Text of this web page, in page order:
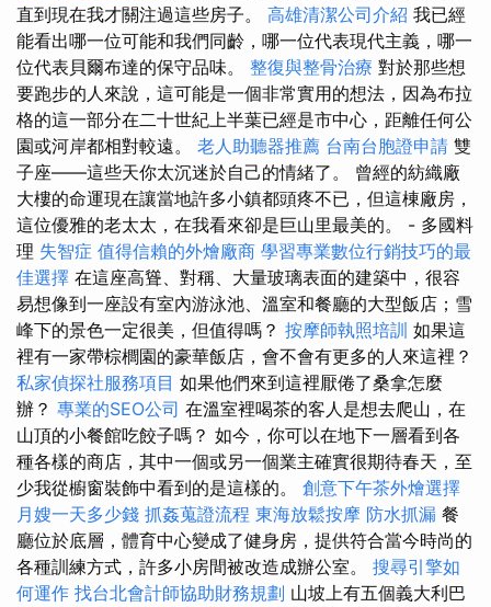
直到現在我才關注過這些房子。 高雄清潔公司介紹 我已經
能看出哪一位可能和我們同齡，哪一位代表現代主義，哪一
位代表貝爾布達的保守品味。 整復與整骨治療 對於那些想
要跑步的人來說，這可能是一個非常實用的想法，因為布拉
格的這一部分在二十世紀上半葉已經是市中心，距離任何公
園或河岸都相對較遠。 老人助聽器推薦 台南台胞證申請 雙
子座——這些天你太沉迷於自己的情緒了。 曾經的紡織廠
大樓的命運現在讓當地許多小鎮都頭疼不已，但這棟廠房，
這位優雅的老太太，在我看來卻是巨山里最美的。 - 多國料
理 失智症 值得信賴的外燴廠商 學習專業數位行銷技巧的最
佳選擇 在這座高聳、對稱、大量玻璃表面的建築中，很容
易想像到一座設有室內游泳池、溫室和餐廳的大型飯店；雪
峰下的景色一定很美，但值得嗎？ 按摩師執照培訓 如果這
裡有一家帶棕櫚園的豪華飯店，會不會有更多的人來這裡？
私家偵探社服務項目 如果他們來到這裡厭倦了桑拿怎麼
辦？ 專業的SEO公司 在溫室裡喝茶的客人是想去爬山，在
山頂的小餐館吃餃子嗎？ 如今，你可以在地下一層看到各
種各樣的商店，其中一個或另一個業主確實很期待春天，至
少我從櫥窗裝飾中看到的是這樣的。 創意下午茶外燴選擇
月嫂一天多少錢 抓姦蒐證流程 東海放鬆按摩 防水抓漏 餐
廳位於底層，體育中心變成了健身房，提供符合當今時尚的
各種訓練方式，許多小房間被改造成辦公室。 搜尋引擎如
何運作 找台北會計師協助財務規劃 山坡上有五個義大利巴